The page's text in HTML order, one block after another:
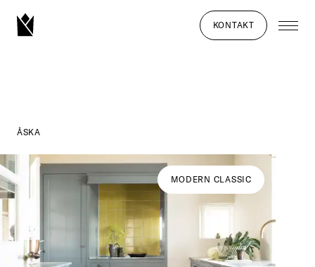
KONTAKT
ÅSKA
MODERN CLASSIC